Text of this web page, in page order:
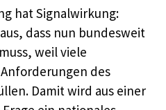
hat Signalwirkung:
dass nun bundesweit
weil viele
des
Damit wird aus einer